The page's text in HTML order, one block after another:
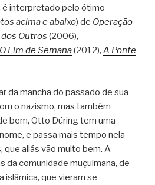
é interpretado pelo ótimo
acima e abaixo) de Operação
Outros (2006),
O Fim de Semana(2012), A Ponte
da mancha do passado de sua
o nazismo, mas também
bem, Otto Düring tem uma
e passa mais tempo nela
que aliás vão muito bem. A
da comunidade muçulmana, de
islâmica, que vieram se